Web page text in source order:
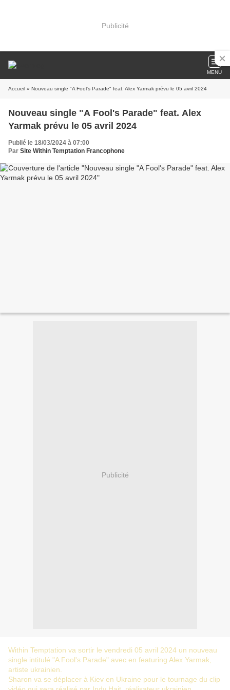
Publicité
MENU
Accueil » Nouveau single "A Fool's Parade" feat. Alex Yarmak prévu le 05 avril 2024
Nouveau single "A Fool's Parade" feat. Alex
Yarmak prévu le 05 avril 2024
Publié le 18/03/2024 à 07:00
Par Site Within Temptation Francophone
Publicité
Within Temptation va sortir le vendredi 05 avril 2024 un nouveau
single intitulé "A Fool's Parade" avec en featuring Alex Yarmak,
artiste ukrainien.
Sharon va se déplacer à Kiev en Ukraine pour le tournage du clip